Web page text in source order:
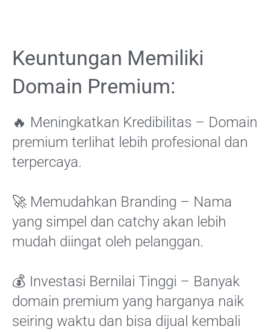
Keuntungan Memiliki
Domain Premium:
🔥 Meningkatkan Kredibilitas – Domain
premium terlihat lebih profesional dan
terpercaya.
🚀 Memudahkan Branding – Nama
yang simpel dan catchy akan lebih
mudah diingat oleh pelanggan.
💰 Investasi Bernilai Tinggi – Banyak
domain premium yang harganya naik
seiring waktu dan bisa dijual kembali